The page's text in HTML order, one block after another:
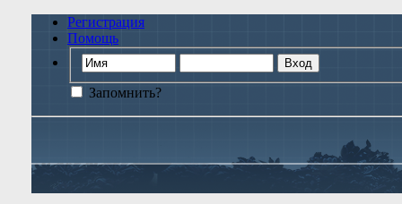
Регистрация
Помощь
Запомнить?